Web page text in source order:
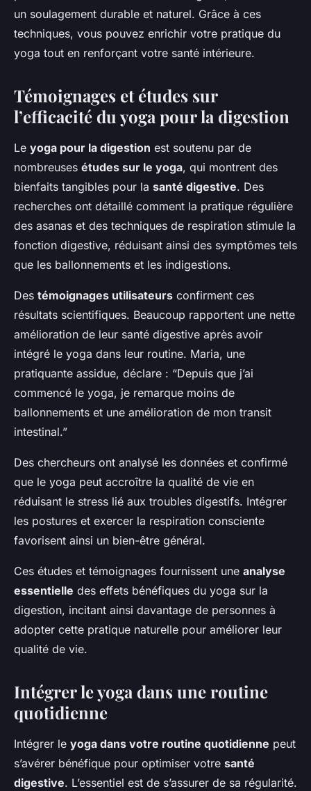
un soulagement durable et naturel. Grâce à ces
techniques, vous pouvez enrichir votre pratique du
yoga tout en renforçant votre santé intérieure.
Témoignages et études sur
l’efficacité du yoga pour la digestion
Le yoga pour la digestion est soutenu par de
nombreuses études sur le yoga, qui montrent des
bienfaits tangibles pour la santé digestive. Des
recherches ont détaillé comment la pratique régulière
des asanas et des techniques de respiration stimule la
fonction digestive, réduisant ainsi des symptômes tels
que les ballonnements et les indigestions.
Des témoignages utilisateurs confirment ces
résultats scientifiques. Beaucoup rapportent une nette
amélioration de leur santé digestive après avoir
intégré le yoga dans leur routine. Maria, une
pratiquante assidue, déclare : “Depuis que j’ai
commencé le yoga, je remarque moins de
ballonnements et une amélioration de mon transit
intestinal.”
Des chercheurs ont analysé les données et confirmé
que le yoga peut accroître la qualité de vie en
réduisant le stress lié aux troubles digestifs. Intégrer
les postures et exercer la respiration consciente
favorisent ainsi un bien-être général.
Ces études et témoignages fournissent une analyse
essentielle des effets bénéfiques du yoga sur la
digestion, incitant ainsi davantage de personnes à
adopter cette pratique naturelle pour améliorer leur
qualité de vie.
Intégrer le yoga dans une routine
quotidienne
Intégrer le yoga dans votre routine quotidienne peut
s’avérer bénéfique pour optimiser votre santé
digestive. L’essentiel est de s’assurer de sa régularité.